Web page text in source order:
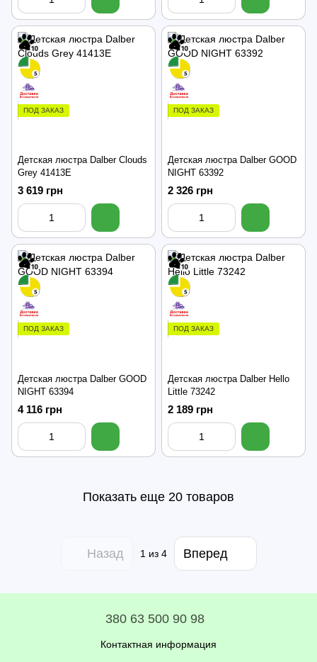
ПОД ЗАКАЗ
Детская люстра Dalber Clouds
Grey 41413E
3 619 грн
ПОД ЗАКАЗ
Детская люстра Dalber GOOD
NIGHT 63392
2 326 грн
ПОД ЗАКАЗ
Детская люстра Dalber GOOD
NIGHT 63394
4 116 грн
ПОД ЗАКАЗ
Детская люстра Dalber Hello
Little 73242
2 189 грн
Показать еще 20 товаров
Назад 1из 4 Вперед
380 63 500 90 98
Контактная информация